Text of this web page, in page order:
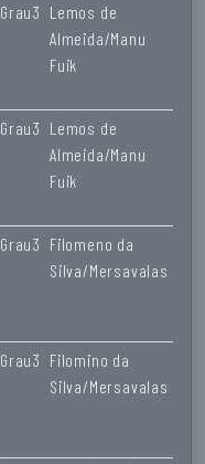
Grau3 Lemos de
Almeida/Manu
Fuik
Grau3 Lemos de
Almeida/Manu
Fuik
Grau3 Filomeno da
Silva/Mersavalas
Grau3 Filomino da
Silva/Mersavalas